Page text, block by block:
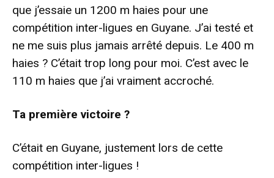
que j’essaie un 1200 m haies pour une
compétition inter-ligues en Guyane. J’ai testé et
ne me suis plus jamais arrêté depuis. Le 400 m
haies ? C’était trop long pour moi. C’est avec le
110 m haies que j’ai vraiment accroché.
Ta première victoire ?
C’était en Guyane, justement lors de cette
compétition inter-ligues !